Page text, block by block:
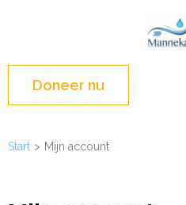
(Druk
Doneer nu
Start > Mijn account